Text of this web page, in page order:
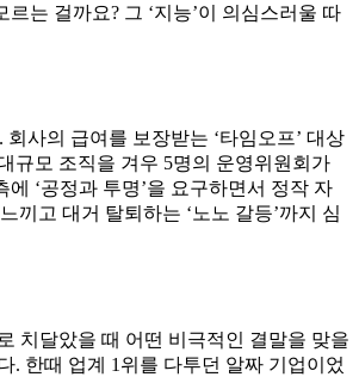
는 걸까요? 그 ‘지능’이 의심스러울 따
사의 급여를 보장받는 ‘타임오프’ 대상
규모 조직을 겨우 5명의 운영위원회가
‘공정과 투명’을 요구하면서 정작 자
끼고 대거 탈퇴하는 ‘노노 갈등’까지 심
치달았을 때 어떤 비극적인 결말을 맞을
. 한때 업계 1위를 다투던 알짜 기업이었